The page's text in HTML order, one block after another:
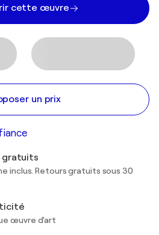
cette œuvre
un prix
gratuits
inclus. Retours gratuits sous 30
œuvre d'art